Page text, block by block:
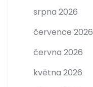
srpna 2026
července 2026
června 2026
května 2026